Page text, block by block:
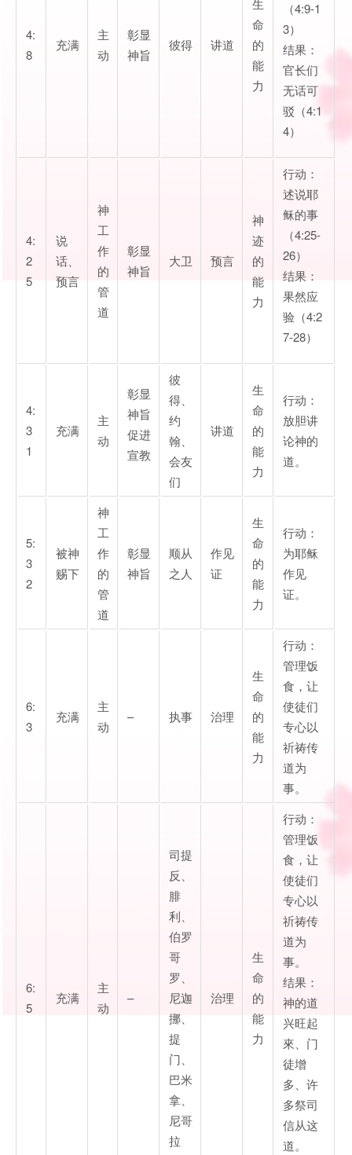
4:
8
充满
主
动
彰显
神旨
彼得 讲道
生
命
的
能
力
（4:9-1
3）
结果：
官长们
无话可
驳（4:1
4）
4:
2
5
说
话、
预言
神
工
作
的
管
道
彰显
神旨
大卫 预言
神
迹
的
能
力
行动：
述说耶
稣的事
（4:25-
26）
结果：
果然应
验（4:2
7-28）
4:
3
1
充满
主
动
彰显
神旨
促进
宣教
彼
得、
约
翰、
会友
们
讲道
生
命
的
能
力
行动：
放胆讲
论神的
道。
5:
3
2
被神
赐下
神
工
作
的
管
道
彰显
神旨
顺从
之人
作见
证
生
命
的
能
力
行动：
为耶稣
作见
证。
6:
3
充满
主
动
– 执事 治理
生
命
的
能
力
行动：
管理饭
食，让
使徒们
专心以
祈祷传
道为
事。
6:
5
充满
主
动
–
司提
反、
腓
利、
伯罗
哥
罗、
尼迦
挪、
提
门、
巴米
拿、
尼哥
拉
治理
生
命
的
能
力
行动：
管理饭
食，让
使徒们
专心以
祈祷传
道为
事。
结果：
神的道
兴旺起
來、门
徒增
多、许
多祭司
信从这
道。